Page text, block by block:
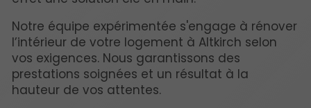
Notre équipe expérimentée s'engage à rénover
l’intérieur de votre logement à Altkirch selon
vos exigences. Nous garantissons des
prestations soignées et un résultat à la
hauteur de vos attentes.